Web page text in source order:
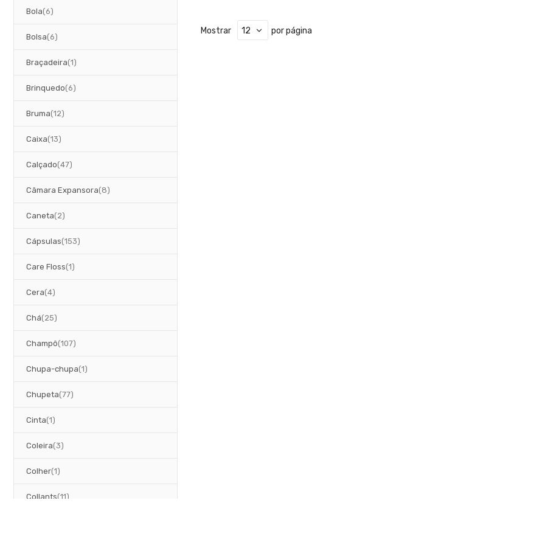
Mostrar por página
Bola 6
artigos
Bolsa 6
artigos
Braçadeira 1
artigo
Brinquedo 6
artigos
Bruma 12
artigos
Caixa 13
artigos
Calçado 47
artigos
Câmara Expansora 8
artigos
Caneta 2
artigos
Cápsulas 153
artigos
Care Floss 1
artigo
Cera 4
artigos
Chá 25
artigos
Champô 107
artigos
Chupa-chupa 1
artigo
Chupeta 77
artigos
Cinta 1
artigo
Coleira 3
artigos
Colher 1
artigo
Collants 11
artigos